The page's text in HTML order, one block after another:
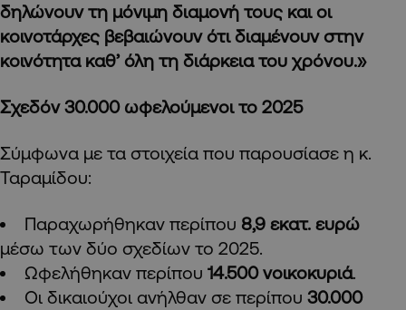
δηλώνουν τη μόνιμη διαμονή τους και οι
κοινοτάρχες βεβαιώνουν ότι διαμένουν στην
κοινότητα καθ’ όλη τη διάρκεια του χρόνου.»
Σχεδόν 30.000 ωφελούμενοι το 2025
Σύμφωνα με τα στοιχεία που παρουσίασε η κ.
Ταραμίδου:
Παραχωρήθηκαν περίπου 8,9 εκατ. ευρώ
μέσω των δύο σχεδίων το 2025.
Ωφελήθηκαν περίπου 14.500 νοικοκυριά.
Οι δικαιούχοι ανήλθαν σε περίπου 30.000